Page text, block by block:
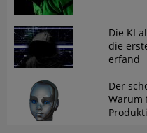
Die KI
die
erfand
Der
Warum